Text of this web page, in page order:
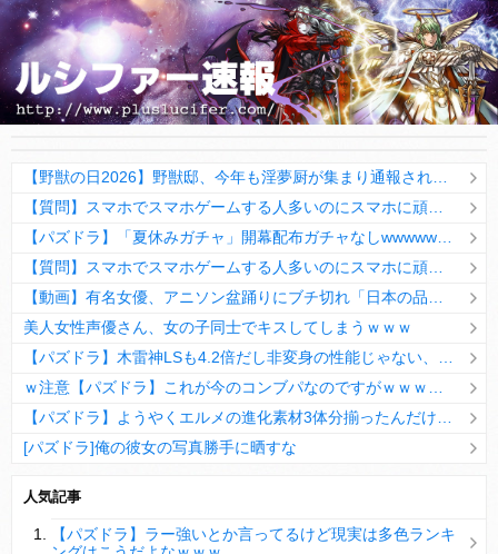
美人女性声優さん、女の子同士でキスしてしまうｗｗｗ
[パズドラ]俺の彼女の写真勝手に晒すな
【パズドラ】陣とか覚醒大小の方がええやろか？
ＤｅＮＡ山崎憲晴 左膝靭帯の手術を無事に終了
人気記事
【パズドラ】ラー強いとか言ってるけど現実は多色ランキ